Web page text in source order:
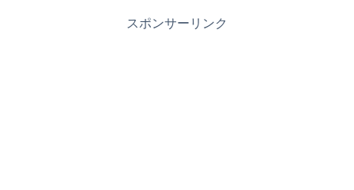
スポンサーリンク